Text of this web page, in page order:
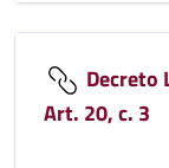
Decreto
Art. 20, c. 3